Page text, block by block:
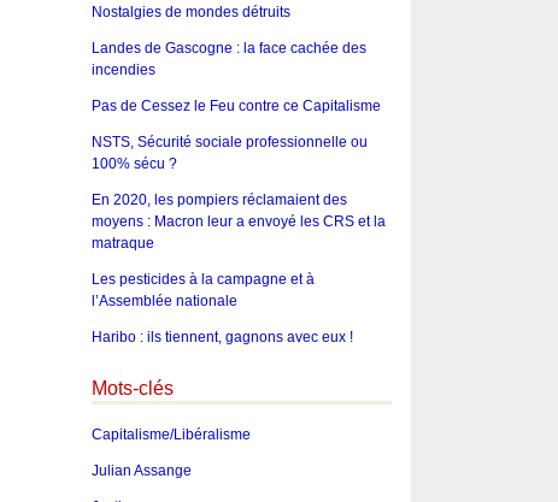
Nostalgies de mondes détruits
Landes de Gascogne : la face cachée des
incendies
Pas de Cessez le Feu contre ce Capitalisme
NSTS, Sécurité sociale professionnelle ou
100% sécu ?
En 2020, les pompiers réclamaient des
moyens : Macron leur a envoyé les CRS et la
matraque
Les pesticides à la campagne et à
l’Assemblée nationale
Haribo : ils tiennent, gagnons avec eux !
Mots-clés
Capitalisme/Libéralisme
Julian Assange